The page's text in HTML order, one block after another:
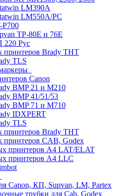
LM390A
LM550A/PC
P700
TP-80E и 76E
220 Рус
принтеров Brady THT
TLS
Canon
BMP 21 и M210
BMP 41/51/53
BMP 71 и M710
IDXPERT
TLS
принтеров Brady THT
принтеров CAB, Godex
принтеров А4 LAT/ELAT
принтеров А4 LLC
Canon, КП, Supvan, LM, Partex
трубки для Cab, Godex